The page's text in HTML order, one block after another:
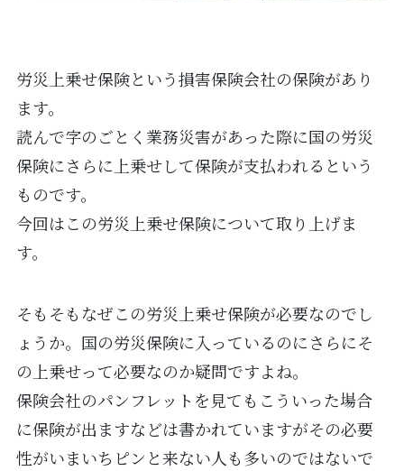
労災上乗せ保険という損害保険会社の保険があり
ます。
読んで字のごとく業務災害があった際に国の労災
保険にさらに上乗せして保険が支払われるという
ものです。
今回はこの労災上乗せ保険について取り上げま
す。
そもそもなぜこの労災上乗せ保険が必要なのでし
ょうか。国の労災保険に入っているのにさらにそ
の上乗せって必要なのか疑問ですよね。
保険会社のパンフレットを見てもこういった場合
に保険が出ますなどは書かれていますがその必要
性がいまいちピンと来ない人も多いのではないで